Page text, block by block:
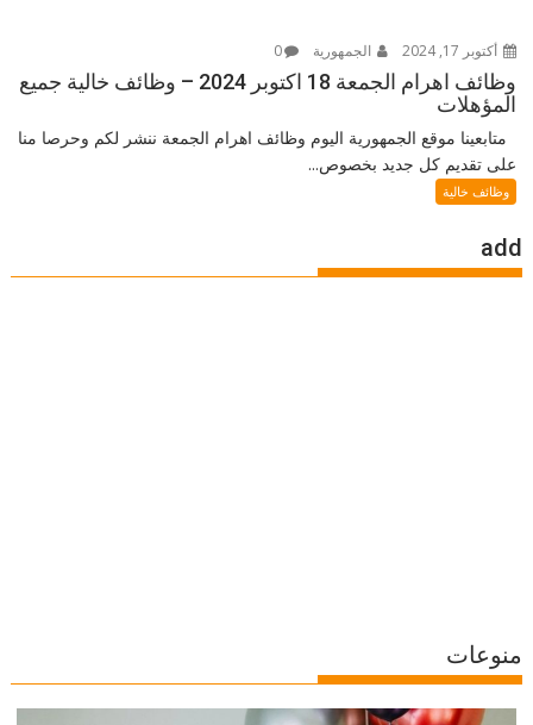
أكتوبر 17, 2024 الجمهورية 0
وظائف اهرام الجمعة 18 اكتوبر 2024 – وظائف خالية جميع
المؤهلات
متابعينا موقع الجمهورية اليوم وظائف اهرام الجمعة ننشر لكم وحرصا منا
على تقديم كل جديد بخصوص...
وظائف خالية
add
منوعات